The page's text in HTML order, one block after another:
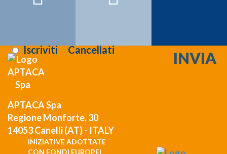
IscrivitiCancellati
APTACA Spa
Regione Monforte, 30
14053 Canelli (AT) - ITALY
INIZIATIVE ADOTTATE
CON FONDI EUROPEI